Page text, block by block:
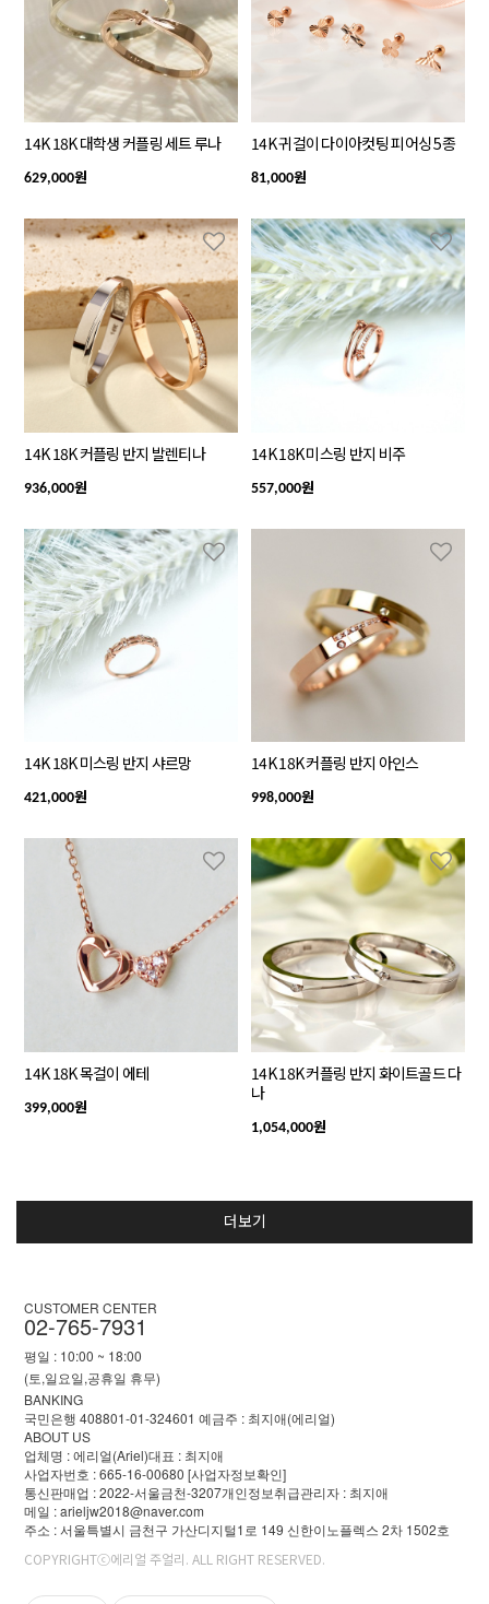
14K 18K 대학생 커플링 세트 루나
629,000원
14K 귀걸이 다이아컷팅 피어싱 5종
81,000원
14K 18K 커플링 반지 발렌티나
936,000원
14K 18K 미스링 반지 비주
557,000원
14K 18K 미스링 반지 샤르망
421,000원
14K 18K 커플링 반지 아인스
998,000원
14K 18K 목걸이 에테
399,000원
14K 18K 커플링 반지 화이트골드 다
나
1,054,000원
더보기
CUSTOMER CENTER
02-765-7931
평일 : 10:00 ~ 18:00
(토,일요일,공휴일 휴무)
BANKING
국민은행 408801-01-324601 예금주 : 최지애(에리얼)
ABOUT US
업체명 : 에리얼(Ariel)대표 : 최지애
사업자번호 : 665-16-00680[사업자정보확인]
통신판매업 : 2022-서울금천-3207개인정보취급관리자 : 최지애
메일 : arieljw2018@naver.com
주소 : 서울특별시 금천구 가산디지털1로 149 신한이노플렉스 2차 1502호
COPYRIGHTⓒ에리얼 주얼리. ALL RIGHT RESERVED.